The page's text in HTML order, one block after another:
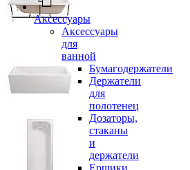
Аксессуары
Аксессуары
для
ванной
Бумагодержатели
Держатели
для
полотенец
Дозаторы,
стаканы
и
держатели
Ершики